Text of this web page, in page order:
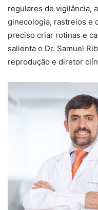
regulares de vigilância,
ginecologia, rastreios e
preciso criar rotinas e
salienta o Dr. Samuel
reprodução e diretor